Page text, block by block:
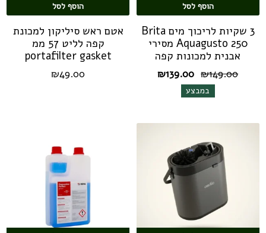
הוסף לסל
3 שקיות לריכוך מים Brita
Aquagusto 250 מסירי
אבנית למכונות קפה
₪149.00
המחיר
המקורי
היה:
₪139.00
במבצע
הוסף לסל
אטם ראש סיליקון למכונת
קפה לליט 57 ממ
portafilter gasket
₪49.00